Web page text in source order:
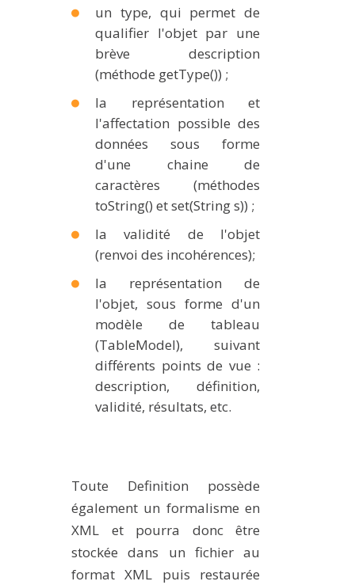
un type, qui permet de
qualifier l'objet par une
brève description
(méthode getType()) ;
la représentation et
l'affectation possible des
données sous forme
d'une chaine de
caractères (méthodes
toString() et set(String s)) ;
la validité de l'objet
(renvoi des incohérences);
la représentation de
l'objet, sous forme d'un
modèle de tableau
(TableModel), suivant
différents points de vue :
description, définition,
validité, résultats, etc.
Toute Definition possède
également un formalisme en
XML et pourra donc être
stockée dans un fichier au
format XML puis restaurée